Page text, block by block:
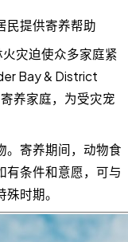
民提供寄养帮助
火灾迫使众多家庭紧
Bay & District
养家庭，为受灾宠
。寄养期间，动物食
有条件和意愿，可与
时期。